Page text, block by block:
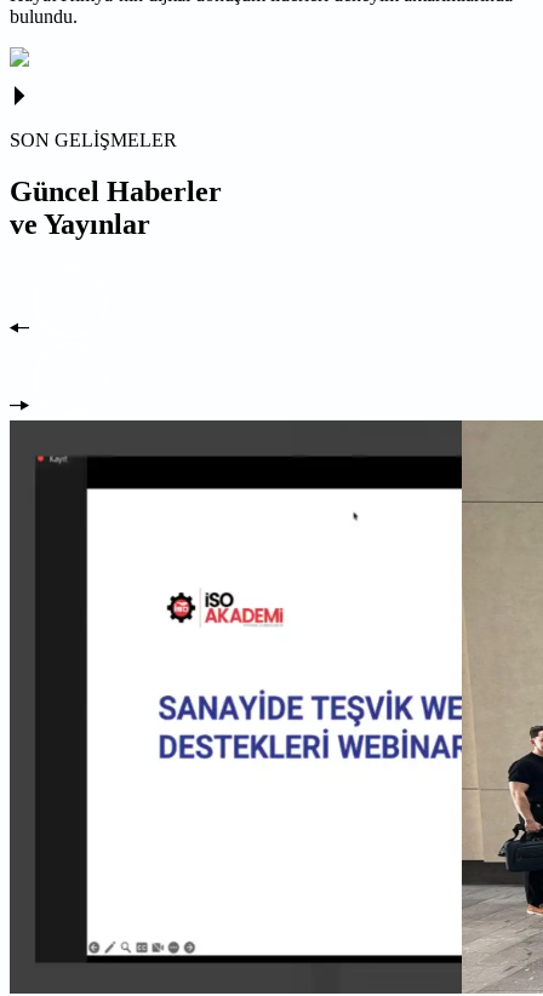
bulundu.
SON GELİŞMELER
Güncel Haberler
ve Yayınlar